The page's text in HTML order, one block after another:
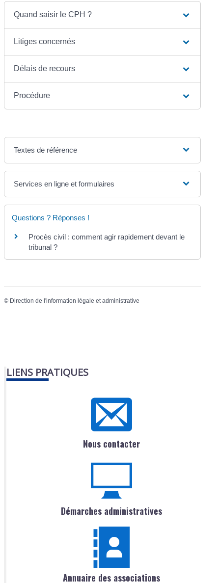
Quand saisir le CPH ?
Litiges concernés
Délais de recours
Procédure
Textes de référence
Services en ligne et formulaires
Questions ? Réponses !
Procès civil : comment agir rapidement devant le
tribunal ?
© Direction de l'information légale et administrative
LIENS PRATIQUES
Nous contacter
Démarches administratives
Annuaire des associations